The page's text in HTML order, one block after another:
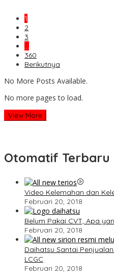
1
2
3
…
360
Berikutnya
No More Posts Available.
No more pages to load.
View More
Otomatif Terbaru
Video Kelemahan dan
Februari 20, 2018
Belum Pakai CVT, Apa
Februari 20, 2018
Daihatsu Santai
LCGC
Februari 20, 2018